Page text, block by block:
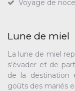
Voyage de
Lune de miel
La lune de miel
s’évader et de
de la destination
goûts des mariés